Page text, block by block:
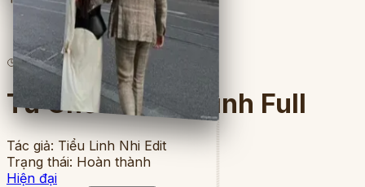
13lượt đọc 8 chương
Từ Chối Lời Tỏ Tình Full
Tác giả: Tiểu Linh Nhi Edit
Trạng thái: Hoàn thành
Hiện đại